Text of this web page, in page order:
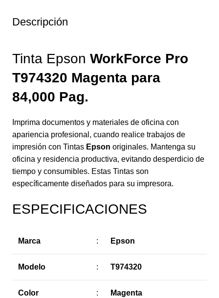
Descripción
Tinta Epson WorkForce Pro
T974320 Magenta para
84,000 Pag.
Imprima documentos y materiales de oficina con
apariencia profesional, cuando realice trabajos de
impresión con Tintas Epson originales. Mantenga su
oficina y residencia productiva, evitando desperdicio de
tiempo y consumibles. Estas Tintas son
específicamente diseñados para su impresora.
ESPECIFICACIONES
Marca : Epson
Modelo : T974320
Color : Magenta